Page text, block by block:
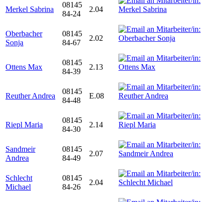
Merkel Sabrina
08145
84-24
2.04
Oberbacher
Sonja
08145
84-67
2.02
Ottens Max
08145
84-39
2.13
Reuther Andrea
08145
84-48
E.08
Riepl Maria
08145
84-30
2.14
Sandmeir
Andrea
08145
84-49
2.07
Schlecht
Michael
08145
84-26
2.04